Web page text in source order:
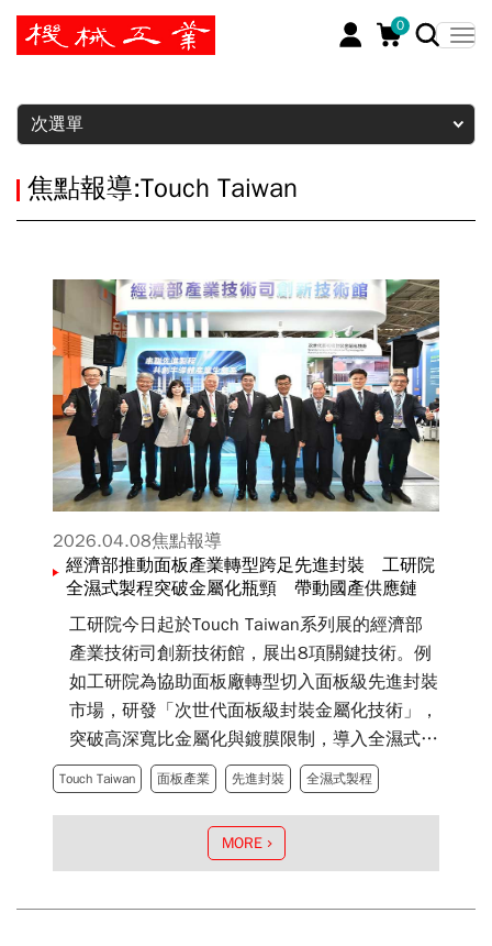
0
暫停
次選單
焦點報導:Touch Taiwan
2026.04.08焦點報導
經濟部推動面板產業轉型跨足先進封裝 工研院
全濕式製程突破金屬化瓶頸 帶動國產供應鏈
工研院今日起於Touch Taiwan系列展的經濟部
產業技術司創新技術館，展出8項關鍵技術。例
如工研院為協助面板廠轉型切入面板級先進封裝
市場，研發「次世代面板級封裝金屬化技術」，
突破高深寬比金屬化與鍍膜限制，導入全濕式製
程使成本降低30%，攜手宸鴻光電（TPK）、聯
策科技、超特國際、旭宇騰精密科技等臺廠，帶
動國產材料與設備供應鏈，建構面板級封裝產業
Touch Taiwan 面板產業 先進封裝 全濕式製程
MORE